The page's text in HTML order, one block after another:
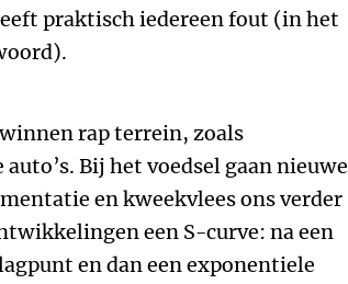
praktisch iedereen fout (in het
rap terrein, zoals
Bij het voedsel gaan nieuwe
en kweekvlees ons verder
een S-curve: na een
en dan een exponentiele